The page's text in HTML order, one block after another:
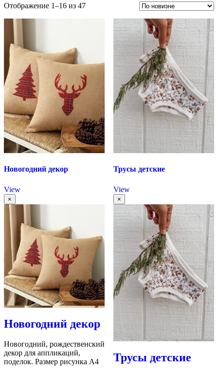
Отображение 1–16 из 47Сортировка:
недавние
Новогодний декор
View
×
Новогодний декор
Новогодний, рождественский
декор для аппликаций,
поделок. Размер рисунка А4
Трусы детские
View
×
Трусы детские